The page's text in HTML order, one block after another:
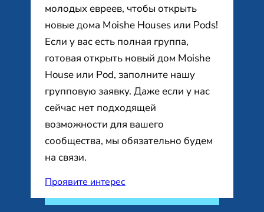
молодых евреев, чтобы открыть
новые дома Moishe Houses или Pods!
Если у вас есть полная группа,
готовая открыть новый дом Moishe
House или Pod, заполните нашу
групповую заявку. Даже если у нас
сейчас нет подходящей
возможности для вашего
сообщества, мы обязательно будем
на связи.
Проявите интерес